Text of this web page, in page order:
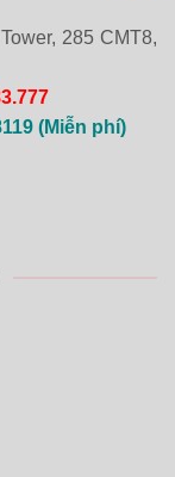
285 CMT8,
(Miễn phí)